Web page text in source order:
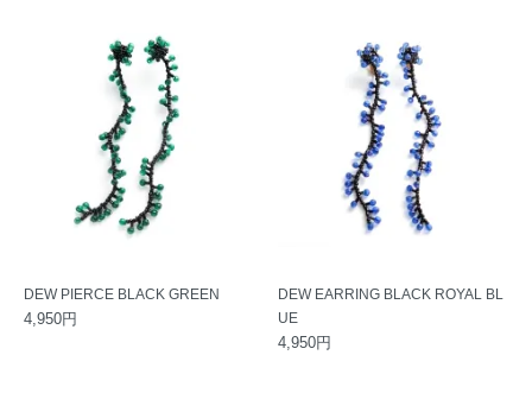
DEW PIERCE BLACK GREEN
4,950円
DEW EARRING BLACK ROYAL BL
UE
4,950円